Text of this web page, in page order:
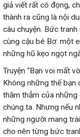
giả viết rất cô đọng,
thành ra cũng là nội
câu chuyện. Bức
cùng cậu bé Bơ: một
những hũ kẹo ngọt
Truyện “Bạn voi mất
Không những thế bạn
thăm thẳm của
chúng ta. Nhưng nếu
những người mang
cho nên từng bức